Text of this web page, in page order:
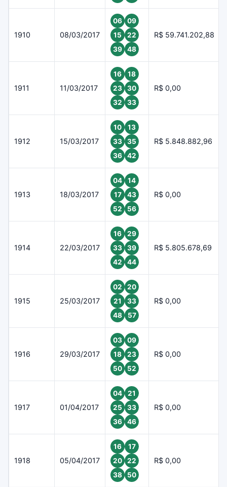
1910 08/03/2017
06
09
15
22
39
48
R$ 59.741.202,88
1911 11/03/2017
16
18
23
30
32
33
R$ 0,00
1912 15/03/2017
10
13
33
35
36
42
R$ 5.848.882,96
1913 18/03/2017
04
14
17
43
52
56
R$ 0,00
1914 22/03/2017
16
29
33
39
42
44
R$ 5.805.678,69
1915 25/03/2017
02
20
21
33
48
57
R$ 0,00
1916 29/03/2017
03
09
18
23
50
52
R$ 0,00
1917 01/04/2017
04
21
25
33
36
46
R$ 0,00
1918 05/04/2017
16
17
20
22
38
50
R$ 0,00